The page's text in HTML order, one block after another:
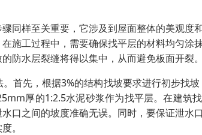
同样至关重要，它涉及到屋面整体的美观度
施工过程中，需要确保找平层的材料均匀涂
防水层裂缝将得以集中，从而避免板面开裂。
首先，根据3%的结构找坡要求进行初步找
厚的1:2.5水泥砂浆作为找平层。在建筑
口之间的坡度准确无误。同时，要保证泄水
。